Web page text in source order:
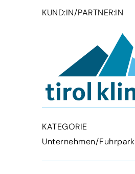
KUND:IN/PARTNER:IN
KATEGORIE
Unternehmen/Fuhrpark